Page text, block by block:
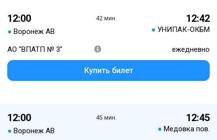
12:00
● Воронеж АВ
42 мин. 12:42
● УНИПАК-ОКБМ
АО "ВПАТП № 3" ежедневно
Купить билет
12:00
● Воронеж АВ
45 мин. 12:45
● Медовка пов.